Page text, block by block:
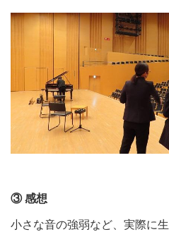
③感想
小さな音の強弱など、実際に